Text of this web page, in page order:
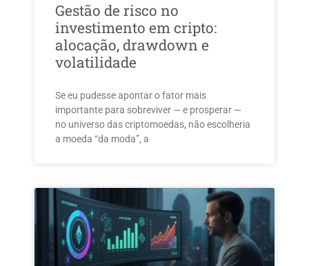
Gestão de risco no
investimento em cripto:
alocação, drawdown e
volatilidade
Se eu pudesse apontar o fator mais
importante para sobreviver — e prosperar —
no universo das criptomoedas, não escolheria
a moeda “da moda”, a